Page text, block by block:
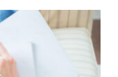
AYUDAR A